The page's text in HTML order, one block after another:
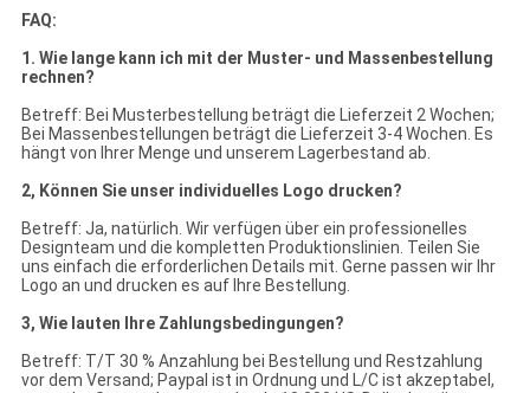
FAQ:
1. Wie lange kann ich mit der Muster- und Massenbestellung
rechnen?
Betreff: Bei Musterbestellung beträgt die Lieferzeit 2 Wochen;
Bei Massenbestellungen beträgt die Lieferzeit 3-4 Wochen. Es
hängt von Ihrer Menge und unserem Lagerbestand ab.
2, Können Sie unser individuelles Logo drucken?
Betreff: Ja, natürlich. Wir verfügen über ein professionelles
Designteam und die kompletten Produktionslinien. Teilen Sie
uns einfach die erforderlichen Details mit. Gerne passen wir Ihr
Logo an und drucken es auf Ihre Bestellung.
3, Wie lauten Ihre Zahlungsbedingungen?
Betreff: T/T 30 % Anzahlung bei Bestellung und Restzahlung
vor dem Versand; Paypal ist in Ordnung und L/C ist akzeptabel,